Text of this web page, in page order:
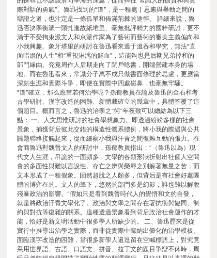
際對話的勇氣”。魯迅找到的“道”，是一種處于思慮與舉動之間的
辯證之道，也注定是一條孤單和佈滿荊棘的途徑。 詳細來說，魯
迅否決學衡派一頭扎進故紙堆里、毫無批評精力的國粹研討，更不
滿于不受拘束派文人和京派作家為了藝術而藝術的審美主義偏向和
小我興趣。象牙塔里的研討在魯迅看來過于溫吞和學究，無法“直
面暗澹的人生”和“重視淋漓的鮮血”，這能夠也是后期兄弟掉和的
部門緣由。究竟周作人后期走向了閉戶唸書，開端營建本身的場
地。而在魯迅看來，常識分子萬不成只做書面條理的思慮，更應當
深刻生涯和實際斗爭，即便在實際中四處碰鼻，也毫無牢騷。
“道”確立，那么應當若何治學呢？孫郁教員在論及魯迅的金石和考
古學研討、漢字改造的困難、新體裁確立的幾章中，具體答覆了這
個題目。概而言之，魯迅的治學之“術”年夜致可以總結為以下三
點： 一、人文思惟研討的社會學想象力。即透過紛紛多樣的社會
景象，捕獲背后彼此交錯的構造性體系體例，將小我的際遇與公共
議題聯絡接觸起來，從而細察小我與汗青之間復雜互動的張力。在
會商魯迅對魏晉文人的研討中，孫郁教員指出：“（魯迅以為）現
代文人生涯，吊詭的一面頗多，文學的各類形狀折射出社個人空間
會的多面性與難以言說性。存亡之辨與榮辱之別躲著無量之苦，而
文本形成了一種假象。固然超脫之人頗多，但背后是有社會好處團
體的博弈在的。文人的筆下，悠然的部門多是幻影，誰也難以解脫
殘暴政治的影響。”假如只是看到魏晉時代人的覺悟和文的自發，
就是將政治汗青文學化了。政治與文學之間存在著抗衡與協同、制
約與對抗等復雜的關系。這種透過景象看到背后政治社會運作的才
能，恰好是新文明活動中很多學人所缺少的。 二、魯迅歷來是從
實行中推導出治學之實際，而非從實際中歸納出僵化的治學模板。
面臨漢字改造的困難，當很多新學人還逗留在空喊標語上，對究竟
采用世界語、古語、口語文、拼音、拉丁文的題目爭辯不休時，周